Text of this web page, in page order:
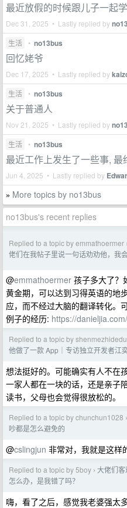
最近放假的时候跟儿子一起
Dec 31, 2025 • Lastly replied by
生活 • no13bus
回忆姥爷
Dec 17, 2025 • Lastly replied by
生活 • no13bus
关于普通人
Nov 21, 2025 • Lastly replied by
生活 • no13bus
最近工作上发生了一些事, 最
Jun 4, 2025 • Lastly replied by
» More topics by no13bus
no13bus's recent replies
Replied to a topic by emmathoermer ›
佬们在我帖子里说一句话劝劝他，我
@emmathoermer 孩子多大了？
黄金期，可以达到习得英语的地
应，而不经过大脑的翻译转化。
例子的经历: https://
Replied to a topic by shenmezhidedu
他做了一款 App｜专访独立开发者江
想法挺好的。可能确实有人不在
一家人都在一块的话，还是亲子
读书，父母也会觉得很放松的。
Replied to a topic by chunchun1028 ›
吵都是怎么避免的
@cslingjun 非常对，我就是这样
Replied to a topic by 5boy › 大佬们
怎么办，是我错了吗？
嗨，看了之后，感觉我老婆强太